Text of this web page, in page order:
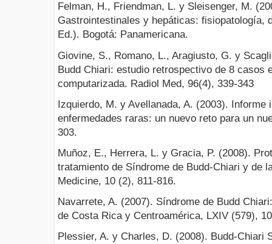
Felman, H., Friendman, L. y Sleisenger, M.
Gastrointestinales y hepáticas: fisiopatología,
Ed.). Bogotá: Panamericana.
Giovine, S., Romano, L., Aragiusto, G. y
Budd Chiari: estudio retrospectivo de 8 casos
computarizada. Radiol Med, 96(4), 339-343
Izquierdo, M. y Avellanada, A. (2003). Informe
enfermedades raras: un nuevo reto para un
303.
Muñoz, E., Herrera, L. y Gracia, P. (2008).
tratamiento de Síndrome de Budd-Chiari y de
Medicine, 10 (2), 811-816.
Navarrete, A. (2007). Síndrome de Budd
de Costa Rica y Centroamérica, LXIV (579),
Plessier, A. y Charles, D. (2008). Budd-Chiari